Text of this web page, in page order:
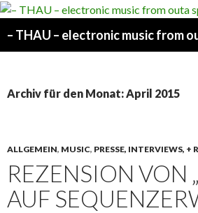
Archiv für den Monat: April 2015
ALLGEMEIN, MUSIC, PRESSE, INTERVIEWS, +
REZENSION VON
AUF